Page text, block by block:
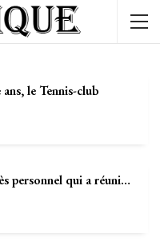
le Tennis-club
personnel qui a réuni…